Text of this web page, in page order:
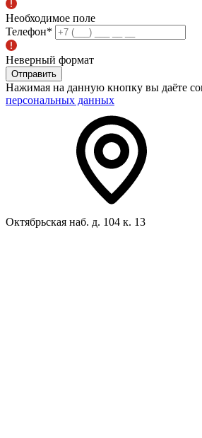
Необходимое поле
Телефон*
Неверный формат
Отправить
Нажимая на данную кнопку вы даёте
персональных данных
Октябрьская наб. д. 104 к. 13